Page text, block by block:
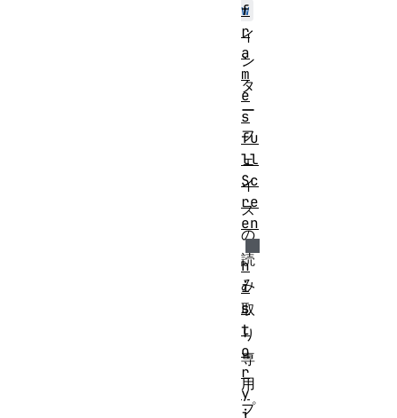
w
イ
ン
タ
ー
フ
ェ
イ
ス
の
読
み
取
り
専
用
プ
f
r
a
m
e
s
fu
ll
Sc
re
en
h
i
s
t
o
r
y